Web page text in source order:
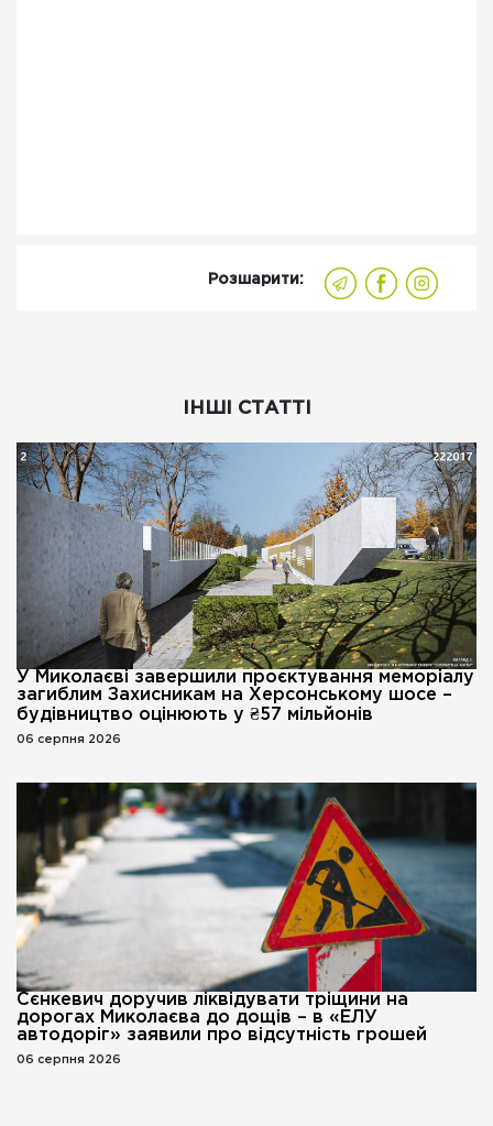
Розшарити:
ІНШІ СТАТТІ
У Миколаєві завершили проєктування меморіалу
загиблим Захисникам на Херсонському шосе –
будівництво оцінюють у ₴57 мільйонів
06 серпня 2026
Сєнкевич доручив ліквідувати тріщини на
дорогах Миколаєва до дощів – в «ЕЛУ
автодоріг» заявили про відсутність грошей
06 серпня 2026